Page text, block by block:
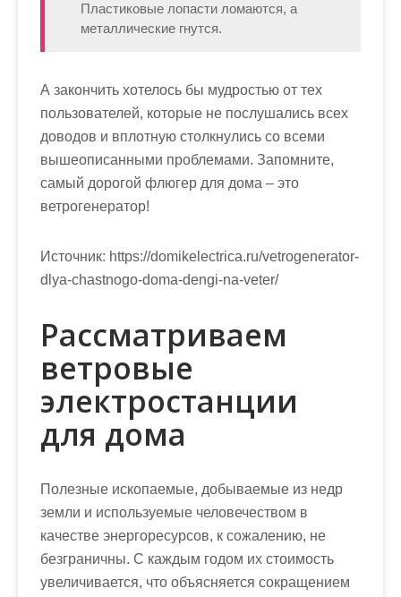
Пластиковые лопасти ломаются, а
металлические гнутся.
А закончить хотелось бы мудростью от тех
пользователей, которые не послушались всех
доводов и вплотную столкнулись со всеми
вышеописанными проблемами. Запомните,
самый дорогой флюгер для дома – это
ветрогенератор!
Источник: https://domikelectrica.ru/vetrogenerator-
dlya-chastnogo-doma-dengi-na-veter/
Рассматриваем
ветровые
электростанции
для дома
Полезные ископаемые, добываемые из недр
земли и используемые человечеством в
качестве энергоресурсов, к сожалению, не
безграничны. С каждым годом их стоимость
увеличивается, что объясняется сокращением